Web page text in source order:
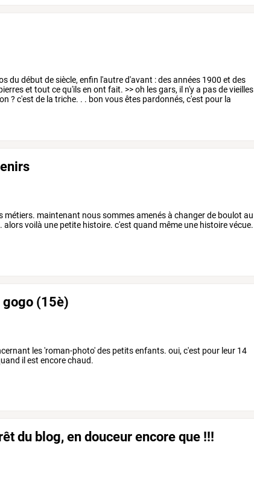
du début de siècle, enfin l'autre d'avant : des années 1900 et des
et tout ce qu'ils en ont fait. >> oh les gars, il n'y a pas de vieilles
? c'est de la triche. . . bon vous êtes pardonnés, c'est pour la
métiers. maintenant nous sommes amenés à changer de boulot au
alors voilà une petite histoire. c'est quand même une histoire vécue.
gogo (15è)
les 'roman-photo' des petits enfants. oui, c'est pour leur 14
il est encore chaud.
du blog, en douceur encore que !!!